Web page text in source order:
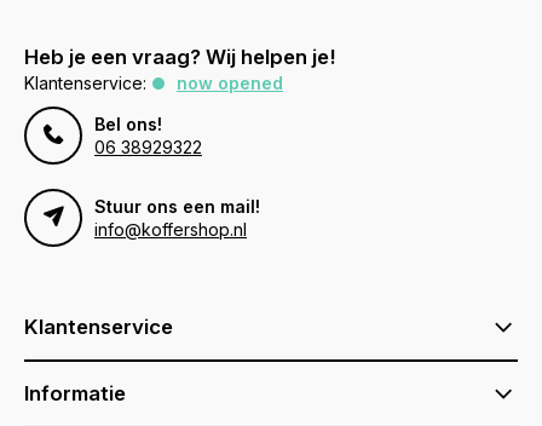
Heb je een vraag? Wij helpen je!
Klantenservice:
now opened
Bel ons!
06 38929322
Stuur ons een mail!
info@koffershop.nl
Klantenservice
Informatie